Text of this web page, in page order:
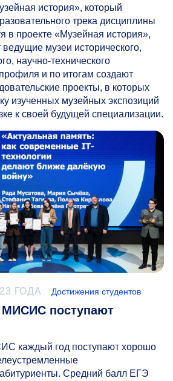
история», который
трека дисциплины
в проекте «Музейная история»,
музеи исторического,
научно-технического
и по итогам создают
проекты, в которых
изученных музейных экспозиций
к своей будущей специализации.
ГОДА Достижения студентов
МИСИС поступают
каждый год поступают хорошо
Средний балл ЕГЭ